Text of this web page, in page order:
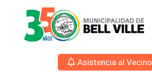
Asistencia al Vecino